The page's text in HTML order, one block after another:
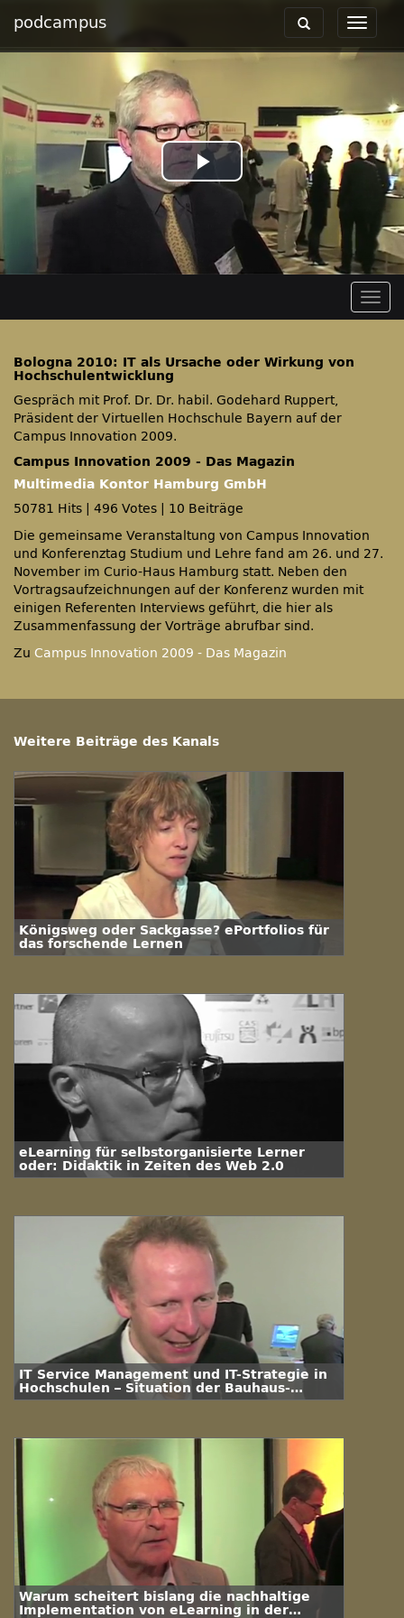
podcampus
Toggle
Toggle
navigation
Play
Video
Bologna 2010: IT als Ursache oder Wirkung von
Hochschulentwicklung
Gespräch mit Prof. Dr. Dr. habil. Godehard Ruppert,
Präsident der Virtuellen Hochschule Bayern auf der
Campus Innovation 2009.
Campus Innovation 2009 - Das Magazin
Multimedia Kontor Hamburg GmbH
50781 Hits
496 Votes
10 Beiträge
Die gemeinsame Veranstaltung von Campus Innovation
und Konferenztag Studium und Lehre fand am 26. und 27.
November im Curio-Haus Hamburg statt. Neben den
Vortragsaufzeichnungen auf der Konferenz wurden mit
einigen Referenten Interviews geführt, die hier als
Zusammenfassung der Vorträge abrufbar sind.
Zu Campus Innovation 2009 - Das Magazin
Weitere Beiträge des Kanals
Königsweg oder Sackgasse? ePortfolios für
das forschende Lernen
eLearning für selbstorganisierte Lerner
oder: Didaktik in Zeiten des Web 2.0
IT Service Management und IT-Strategie in
Hochschulen – Situation der Bauhaus-
Universität Weimar
Warum scheitert bislang die nachhaltige
Implementation von eLearning in der